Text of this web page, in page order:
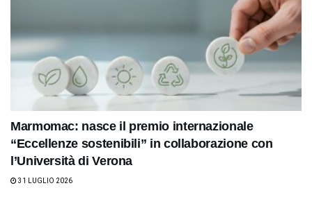
Marmomac: nasce il premio internazionale
“Eccellenze sostenibili” in collaborazione con
l’Università di Verona
31 LUGLIO 2026